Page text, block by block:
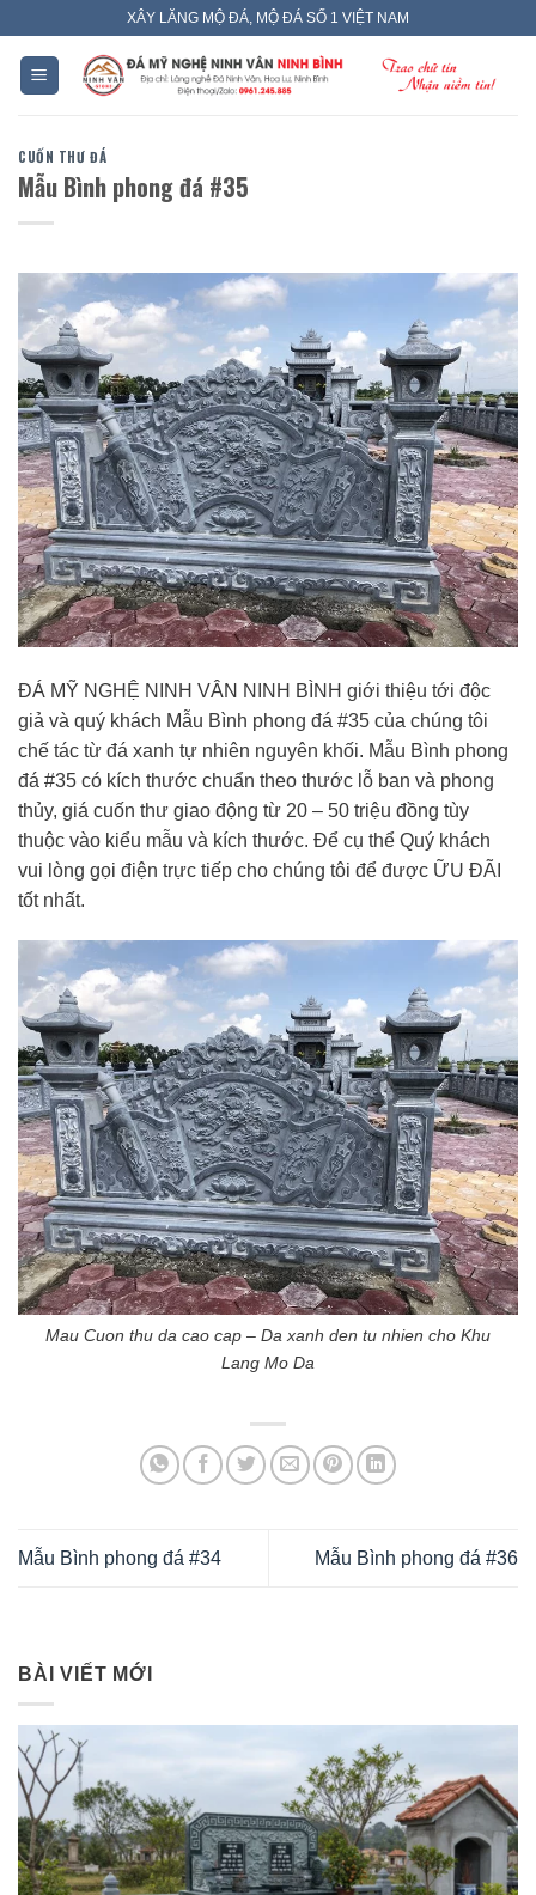
content
XÂY LĂNG MỘ ĐÁ, MỘ ĐÁ SỐ 1 VIỆT NAM
CUỐN THƯ ĐÁ
Mẫu Bình phong đá #35
ĐÁ MỸ NGHỆ NINH VÂN NINH BÌNH giới thiệu tới độc
giả và quý khách Mẫu Bình phong đá #35 của chúng tôi
chế tác từ đá xanh tự nhiên nguyên khối. Mẫu Bình phong
đá #35 có kích thước chuẩn theo thước lỗ ban và phong
thủy, giá cuốn thư giao động từ 20 – 50 triệu đồng tùy
thuộc vào kiểu mẫu và kích thước. Để cụ thể Quý khách
vui lòng gọi điện trực tiếp cho chúng tôi để được ỮU ĐÃI
tốt nhất.
Mau Cuon thu da cao cap – Da xanh den tu nhien cho Khu
Lang Mo Da
Mẫu Bình phong đá #34 Mẫu Bình phong đá #36
BÀI VIẾT MỚI